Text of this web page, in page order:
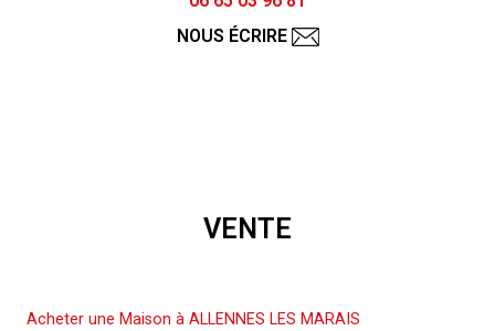
NOUS ÉCRIRE
VENTE
Acheter une Maison à ALLENNES LES MARAIS